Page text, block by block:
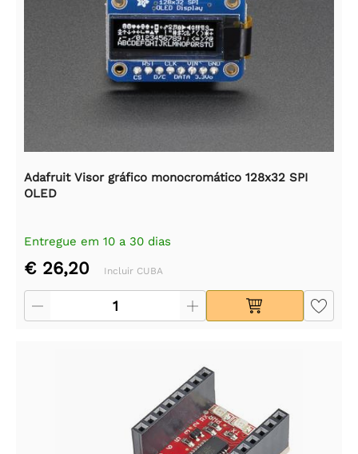
Adafruit Visor gráfico monocromático 128x32 SPI
OLED
Entregue em 10 a 30 dias
€ 26,20 Incluir CUBA